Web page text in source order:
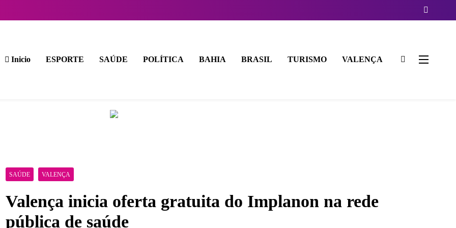
Inicio ESPORTE SAÚDE POLÍTICA BAHIA BRASIL TURISMO VALENÇA
SAÚDE VALENÇA
Valença inicia oferta gratuita do Implanon na rede
pública de saúde